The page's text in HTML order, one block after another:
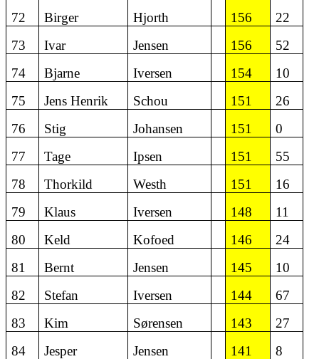
72
Birger Hjorth 156
22
73
Ivar Jensen 156
52
74
Bjarne Iversen 154
10
75
Jens Henrik Schou 151
26
76
Stig Johansen 151
0
77
Tage Ipsen 151
55
78
Thorkild Westh 151
16
79
Klaus Iversen 148
11
80
Keld Kofoed 146
24
81
Bernt Jensen 145
10
82
Stefan Iversen 144
67
83
Kim Sørensen 143
27
84
Jesper Jensen 141
8